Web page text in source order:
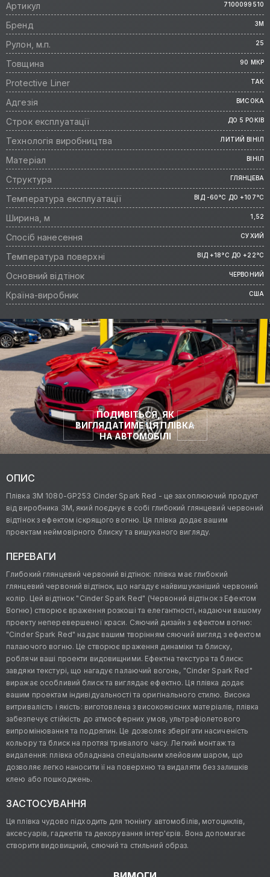
Артикул 7100099510
Бренд 3M
Рулон, м.п. 25
Товщина 90 МКР
Protective Liner ТАК
Адгезія ВИСОКА
Строк експлуатації ДО 5 РОКІВ
Технологія виробництва ЛИТИЙ ВІНІЛ
Матеріал ВІНІЛ
Структура ГЛЯНЦЕВА
Температура експлуатації ВІД -60°C ДО +107°C
Ширина, м 1,52
Спосіб нанесення СУХИЙ
Температура поверхні ВІД +18°C ДО +22°C
Основний відтінок ЧЕРВОНИЙ
Країна-виробник США
ПОДИВІТЬСЯ, ЯК
ВИГЛЯДАТИМЕ ЦЯ ПЛІВКА
НА АВТОМОБІЛІ
ОПИС
Плівка 3M 1080-GP253 Cinder Spark Red - це захоплюючий продукт
від виробника 3M, який поєднує в собі глибокий глянцевий червоний
відтінок з ефектом іскрящого вогню. Ця плівка додає вашим
проектам неймовірного блиску та вишуканого вигляду.
ПЕРЕВАГИ
Глибокий глянцевий червоний відтінок: плівка має глибокий
глянцевий червоний відтінок, що нагадує найвишуканіший червоний
колір. Цей відтінок "Cinder Spark Red" (Червоний відтінок з Ефектом
Вогню) створює враження розкоші та елегантності, надаючи вашому
проекту неперевершеної краси. Сяючий дизайн з ефектом вогню:
"Cinder Spark Red" надає вашим творінням сяючий вигляд з ефектом
палаючого вогню. Це створює враження динаміки та блиску,
роблячи ваші проекти видовищними. Ефектна текстура та блиск:
завдяки текстурі, що нагадує палаючий вогонь, "Cinder Spark Red"
виражає особливий блиск та виглядає ефектно. Ця плівка додає
вашим проектам індивідуальності та оригінального стилю. Висока
витривалість і якість: виготовлена з високоякісних матеріалів, плівка
забезпечує стійкість до атмосферних умов, ультрафіолетового
випромінювання та подряпин. Це дозволяє зберігати насиченість
кольору та блиск на протязі тривалого часу. Легкий монтаж та
видалення: плівка обладнана спеціальним клейовим шаром, що
дозволяє легко наносити її на поверхню та видаляти без залишків
клею або пошкоджень.
ЗАСТОСУВАННЯ
Ця плівка чудово підходить для тюнінгу автомобілів, мотоциклів,
аксесуарів, гаджетів та декорування інтер'єрів. Вона допомагає
створити видовищний, сяючий та стильний образ.